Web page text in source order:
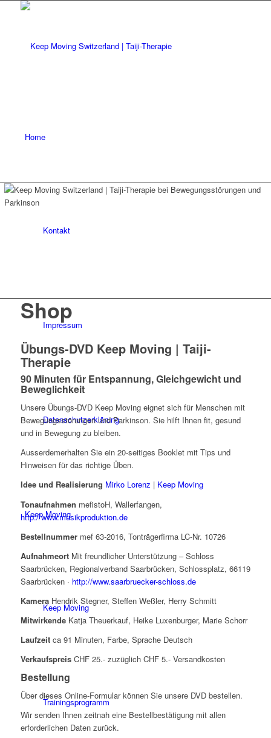
Home
Kontakt
Impressum
Datenschutzerklärung
Keep Moving
Keep Moving
Trainingsprogramm
Shop
Übungs-DVD Keep Moving | Taiji-
Therapie
90 Minuten für Entspannung, Gleichgewicht und
Beweglichkeit
Unsere Übungs-DVD Keep Moving eignet sich für Menschen mit
Bewegungsstörungen und Parkinson. Sie hilft Ihnen fit, gesund
und in Bewegung zu bleiben.
Ausserdemerhalten Sie ein 20-seitiges Booklet mit Tips und
Hinweisen für das richtige Üben.
Idee und Realisierung Mirko Lorenz | Keep Moving
Tonaufnahmen mefistoH, Wallerfangen,
http://www.musikproduktion.de
Bestellnummermef 63-2016, Tonträgerfirma LC-Nr. 10726
AufnahmeortMit freundlicher Unterstützung – Schloss
Saarbrücken, Regionalverband Saarbrücken, Schlossplatz, 66119
Saarbrücken · http://www.saarbruecker-schloss.de
KameraHendrik Stegner, Steffen Weßler, Herry Schmitt
MitwirkendeKatja Theuerkauf, Heike Luxenburger, Marie Schorr
Laufzeitca 91 Minuten, Farbe, Sprache Deutsch
VerkaufspreisCHF 25.- zuzüglich CHF 5.- Versandkosten
Bestellung
Über dieses Online-Formular können Sie unsere DVD bestellen.
Wir senden Ihnen zeitnah eine Bestellbestätigung mit allen
erforderlichen Daten zurück.